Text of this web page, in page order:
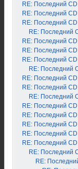
RE: Последний
RE: Последний
RE: Последний
RE: Последний
RE: Последний
RE: Последний
RE: Последний
RE: Последний
RE: Последний
RE: Последний
RE: Последний
RE: Последний
RE: Последний
RE: Последний
RE: Последний
RE: Последний
RE: Последний
RE: